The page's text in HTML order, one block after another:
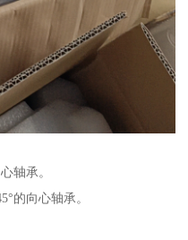
轴承。
的向心轴承。